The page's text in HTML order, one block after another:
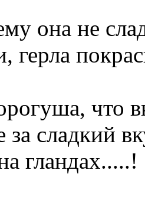
она не
герла
что
сладкий
гландах.....!